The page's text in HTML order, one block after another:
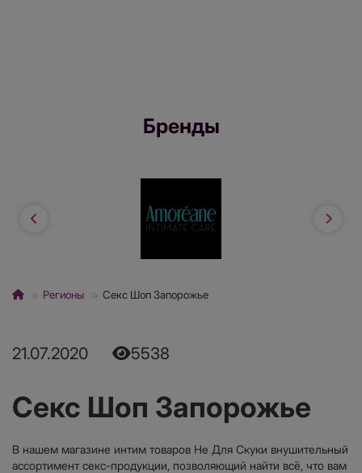
Бренды
Регионы Секс Шоп Запорожье
21.07.2020 5538
Секс Шоп Запорожье
В нашем магазине интим товаров Не Для Скуки внушительный
ассортимент секс-продукции, позволяющий найти всё, что вам